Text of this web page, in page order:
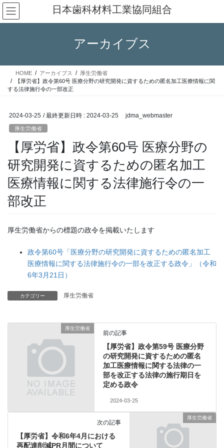
コ
ン
テ
ス
ナ
ビ
ゲ
ン
日本歯科材料工業協同組合
アーカイブス
HOME アーカイブス
厚生労働省
【厚労省】政令第60号 医療分野の研究開発に資するための匿名加工医療情報に関
する法律施行令の一部改正
2024-03-25 / 最終更新日時 : 2024-03-25 jdma_webmaster
厚生労働省
【厚労省】政令第60号 医療分野の
研究開発に資するための匿名加工
医療情報に関する法律施行令の一
部改正
厚生労働省からの標題の政令を掲載いたします
政令第60号「医療分野の研究開発に資するための匿名加工
医療情報に関する法律施行令の一部を改正する政令」（令和
6年3月21日）
カテゴリー 厚生労働省
厚生労働省
前の記事
【厚労省】政令第59号 医療分野
の研究開発に資するための匿名
加工医療情報に関する法律の一
部を改正する法律の施行期日を
定める政令
2024-03-25
厚生労働省
次の記事
【厚労省】令和6年4月における
再配達削減PR月間について